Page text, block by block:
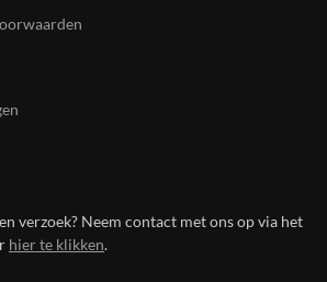
verzoek? Neem contact met ons op via het
hier te klikken.